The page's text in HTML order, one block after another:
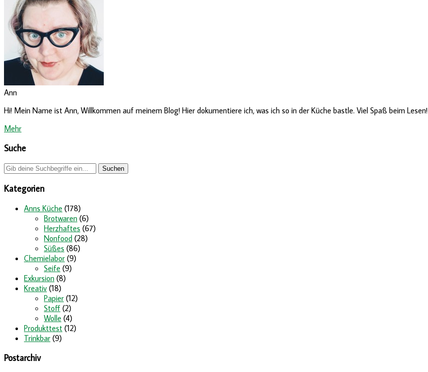
Ann
Hi! Mein Name ist Ann, Willkommen auf meinem Blog! Hier dokumentiere ich, was ich so in der Küche bastle. Viel Spaß beim Lesen!
Mehr
Suche
Kategorien
Anns Küche (178)
Brotwaren (6)
Herzhaftes (67)
Nonfood (28)
Süßes (86)
Chemielabor (9)
Seife (9)
Exkursion (8)
Kreativ (18)
Papier (12)
Stoff (2)
Wolle (4)
Produkttest (12)
Trinkbar (9)
Postarchiv